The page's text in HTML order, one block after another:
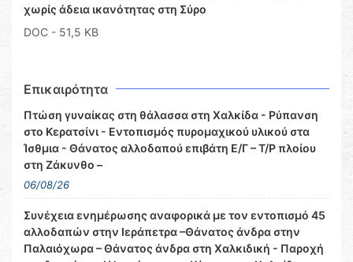
χωρίς άδεια ικανότητας στη Σύρο
DOC - 51,5 KB
Επικαιρότητα
Πτώση γυναίκας στη θάλασσα στη Χαλκίδα - Ρύπανση
στο Κερατσίνι - Εντοπισμός πυρομαχικού υλικού στα
Ίσθμια - Θάνατος αλλοδαπού επιβάτη Ε/Γ – Τ/Ρ πλοίου
στη Ζάκυνθο –
06/08/26
Συνέχεια ενημέρωσης αναφορικά με τον εντοπισμό 45
αλλοδαπών στην Ιεράπετρα –Θάνατος άνδρα στην
Παλαιόχωρα – Θάνατος άνδρα στη Χαλκιδική - Παροχή